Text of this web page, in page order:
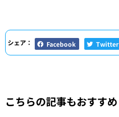
シェア： Facebook Twitter
こちらの記事もおすすめ